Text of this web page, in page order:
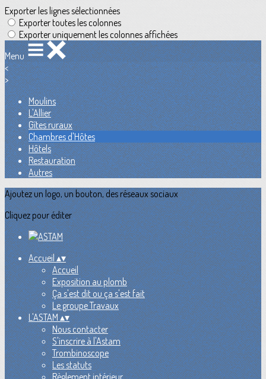
Exporter les lignes sélectionnées
Exporter toutes les colonnes
Exporter uniquement les colonnes affichées
Menu
<
>
Moulins
L'Allier
Gîtes ruraux
Chambres d'Hôtes
Hôtels
Restauration
Autres
Ajoutez un logo, un bouton, des réseaux sociaux
Cliquez pour éditer
Accueil▴▾
Accueil
Exposition au plomb
Ça s'est dit ou ça s'est fait
Le groupe Travaux
L'ASTAM▴▾
Nous contacter
S'inscrire à l'Astam
Trombinoscope
Les statuts
Règlement intérieur